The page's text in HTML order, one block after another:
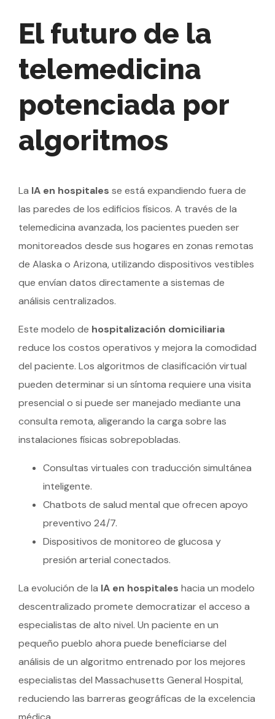
El futuro de la
telemedicina
potenciada por
algoritmos
La IA en hospitales se está expandiendo fuera de
las paredes de los edificios físicos. A través de la
telemedicina avanzada, los pacientes pueden ser
monitoreados desde sus hogares en zonas remotas
de Alaska o Arizona, utilizando dispositivos vestibles
que envían datos directamente a sistemas de
análisis centralizados.
Este modelo de hospitalización domiciliaria
reduce los costos operativos y mejora la comodidad
del paciente. Los algoritmos de clasificación virtual
pueden determinar si un síntoma requiere una visita
presencial o si puede ser manejado mediante una
consulta remota, aligerando la carga sobre las
instalaciones físicas sobrepobladas.
Consultas virtuales con traducción simultánea
inteligente.
Chatbots de salud mental que ofrecen apoyo
preventivo 24/7.
Dispositivos de monitoreo de glucosa y
presión arterial conectados.
La evolución de la IA en hospitales hacia un modelo
descentralizado promete democratizar el acceso a
especialistas de alto nivel. Un paciente en un
pequeño pueblo ahora puede beneficiarse del
análisis de un algoritmo entrenado por los mejores
especialistas del Massachusetts General Hospital,
reduciendo las barreras geográficas de la excelencia